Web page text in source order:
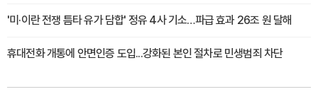
'미·이란 전쟁 틈타 유가 담합' 정유 4사 기소…파급 효과 26조 원 달해
휴대전화 개통에 안면인증 도입...강화된 본인 절차로 민생범죄 차단